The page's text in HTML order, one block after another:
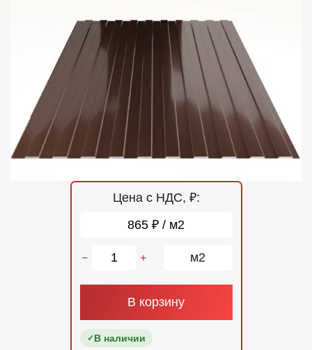
Контакты
Цена с НДС, ₽:
865 ₽ / м2
− + м2
В корзину
В наличии